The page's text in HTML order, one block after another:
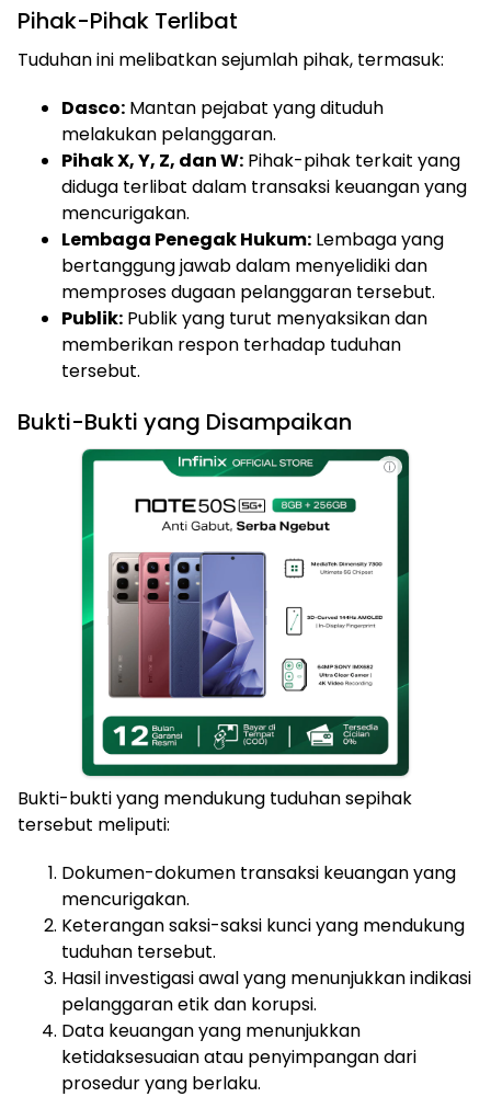
Pihak-Pihak Terlibat
Tuduhan ini melibatkan sejumlah pihak, termasuk:
Dasco: Mantan pejabat yang dituduh
melakukan pelanggaran.
Pihak X, Y, Z, dan W: Pihak-pihak terkait yang
diduga terlibat dalam transaksi keuangan yang
mencurigakan.
Lembaga Penegak Hukum: Lembaga yang
bertanggung jawab dalam menyelidiki dan
memproses dugaan pelanggaran tersebut.
Publik: Publik yang turut menyaksikan dan
memberikan respon terhadap tuduhan
tersebut.
Bukti-Bukti yang Disampaikan
ⓘ
Bukti-bukti yang mendukung tuduhan sepihak
tersebut meliputi:
Dokumen-dokumen transaksi keuangan yang
mencurigakan.
Keterangan saksi-saksi kunci yang mendukung
tuduhan tersebut.
Hasil investigasi awal yang menunjukkan indikasi
pelanggaran etik dan korupsi.
Data keuangan yang menunjukkan
ketidaksesuaian atau penyimpangan dari
prosedur yang berlaku.